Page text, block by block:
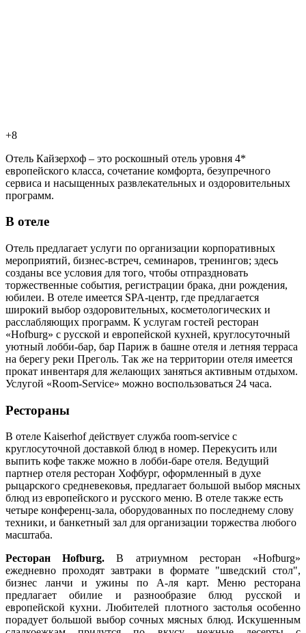
+8
Отель Кайзерхоф – это роскошный отель уровня 4*
европейского класса, сочетание комфорта, безупречного
сервиса и насыщенных развлекательных и оздоровительных
программ.
В отеле
Отель предлагает услуги по организации корпоративных
мероприятий, бизнес-встреч, семинаров, тренингов; здесь
созданы все условия для того, чтобы отпраздновать
торжественные события, регистрации брака, дни рождения,
юбилеи. В отеле имеется SPA-центр, где предлагается
широкий выбор оздоровительных, косметологических и
расслабляющих программ. К услугам гостей ресторан
«Hofburg» с русской и европейской кухней, круглосуточный
уютный лобби-бар, бар Париж в башне отеля и летняя терраса
на берегу реки Преголь. Так же на территории отеля имеется
прокат инвентаря для желающих заняться активным отдыхом.
Услугой «Room-Service» можно воспользоваться 24 часа.
Рестораны
В отеле Kaiserhof действует служба room-service с
круглосуточной доставкой блюд в номер. Перекусить или
выпить кофе также можно в лобби-баре отеля. Ведущий
партнер отеля ресторан Хофбург, оформленный в духе
рыцарского средневековья, предлагает большой выбор мясных
блюд из европейского и русского меню. В отеле также есть
четыре конференц-зала, оборудованных по последнему слову
техники, и банкетный зал для организации торжества любого
масштаба.
Ресторан Hofburg.В атриумном ресторан «Hofburg»
ежедневно проходят завтраки в формате "шведский стол",
бизнес ланчи и ужины по А-ля карт. Меню ресторана
предлагает обилие и разнообразие блюд русской и
европейской кухни. Любителей плотного застолья особенно
порадует большой выбор сочных мясных блюд. Искушенным